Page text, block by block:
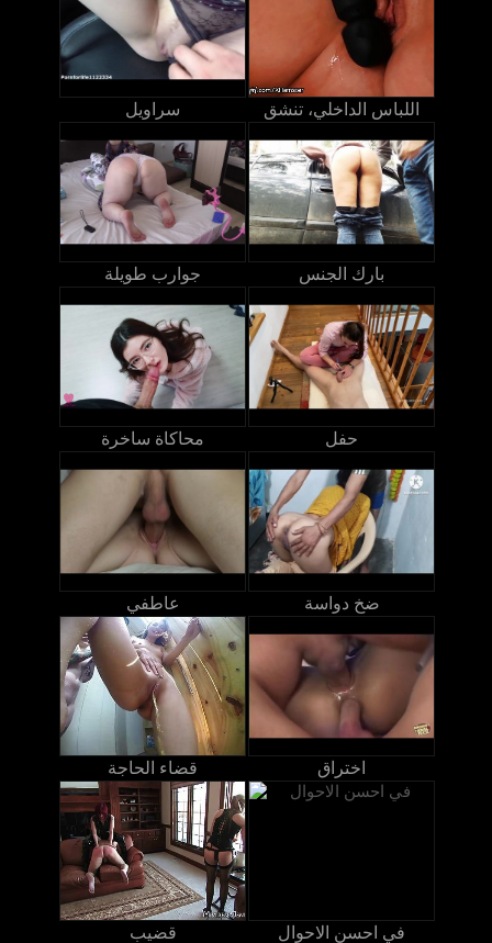
سراويل اللباس الداخلي، تنشق
جوارب طويلة بارك الجنس
محاكاة ساخرة حفل
عاطفي ضخ دواسة
قضاء الحاجة اختراق
قضيب في احسن الاحوال